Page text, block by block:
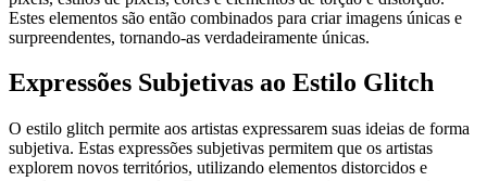
Estes elementos são então combinados para criar imagens únicas e
surpreendentes, tornando-as verdadeiramente únicas.
Expressões Subjetivas ao Estilo Glitch
O estilo glitch permite aos artistas expressarem suas ideias de forma
subjetiva. Estas expressões subjetivas permitem que os artistas
explorem novos territórios, utilizando elementos distorcidos e